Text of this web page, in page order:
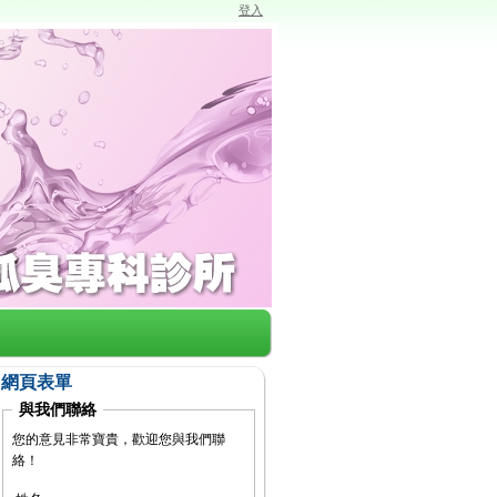
登入
網頁表單
與我們聯絡
您的意見非常寶貴，歡迎您與我們聯
絡！